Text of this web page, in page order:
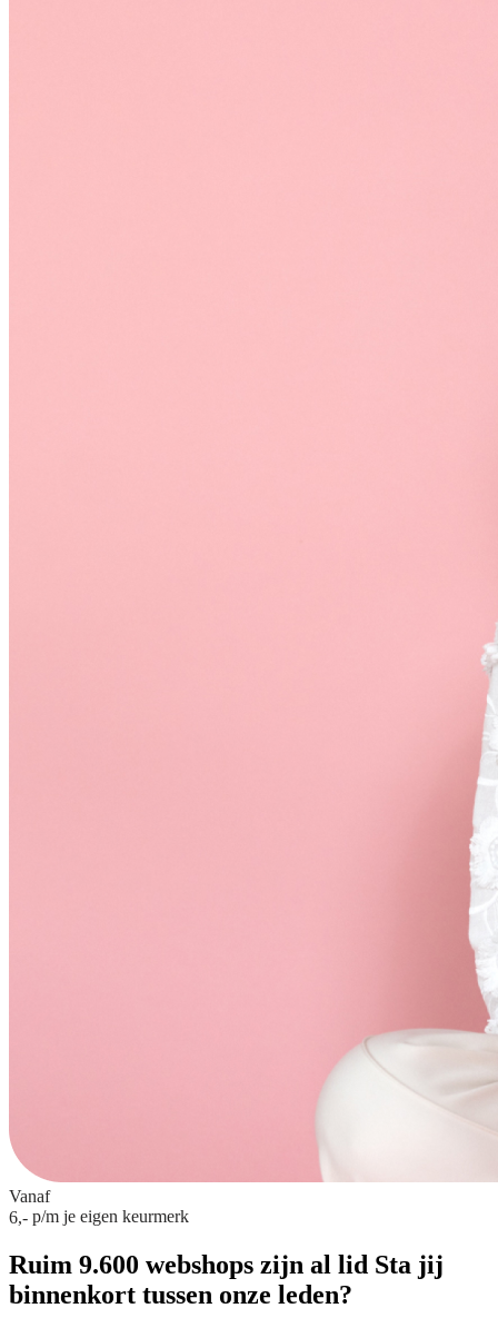
Vanaf
6,- p/m je eigen keurmerk
Ruim 9.600 webshops zijn al lid Sta jij
binnenkort tussen onze leden?